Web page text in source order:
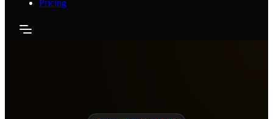
Pricing